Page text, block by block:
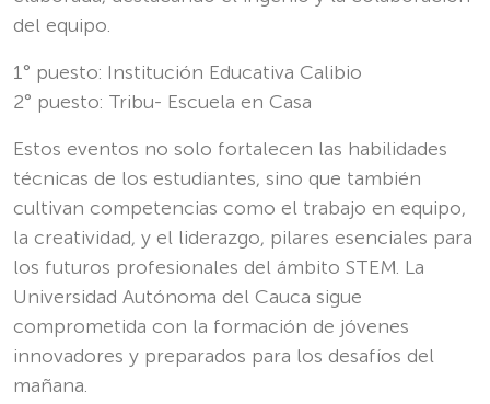
del equipo.
1° puesto: Institución Educativa Calibio
2° puesto: Tribu- Escuela en Casa
Estos eventos no solo fortalecen las habilidades
técnicas de los estudiantes, sino que también
cultivan competencias como el trabajo en equipo,
la creatividad, y el liderazgo, pilares esenciales para
los futuros profesionales del ámbito STEM. La
Universidad Autónoma del Cauca sigue
comprometida con la formación de jóvenes
innovadores y preparados para los desafíos del
mañana.